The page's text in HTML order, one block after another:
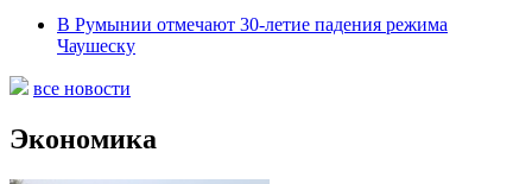
В Румынии отмечают 30-летие падения режима
Чаушеску
все новости
Экономика